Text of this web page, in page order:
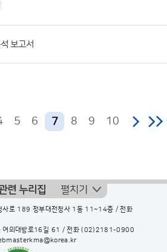
보고서
5 6 7 8 9 10
련 누리집 펼치기
로 189 정부대전청사 1동 11~14층 / 전화
여의대방로16길 61 / 전화(02)2181-0900